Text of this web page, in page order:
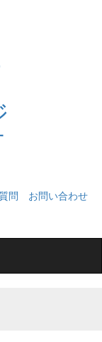
問
お問い合わせ